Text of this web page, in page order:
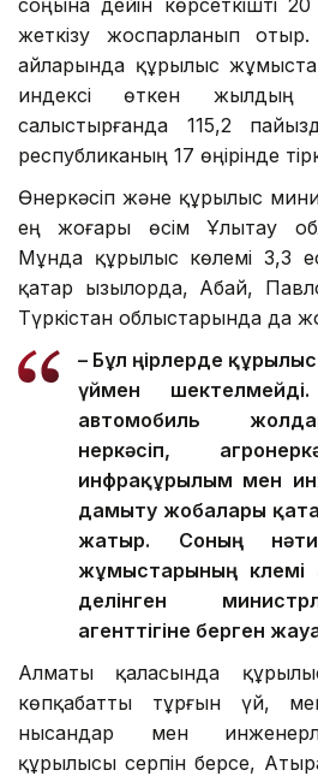
жеткізу жоспарланып
айларында құрылыс
индексі өткен жылдың
салыстырғанда 115,2
республиканың 17 өңірінде
Өнеркәсіп және құрылыс
ең жоғары өсім Ұлытау
Мұнда құрылыс көлемі 3,3
қатар Қызылорда, Абай,
Түркістан облыстарында да
– Бұл өңірлерде
үймен
автомобиль
өнеркәсіп,
инфрақұрылым мен
дамыту жобалары
жатыр. Соның
жұмыстарының көлемі
делінген
агенттігіне берген
Алматы қаласында
көпқабатты тұрғын үй,
нысандар мен
құрылысы серпін берсе,